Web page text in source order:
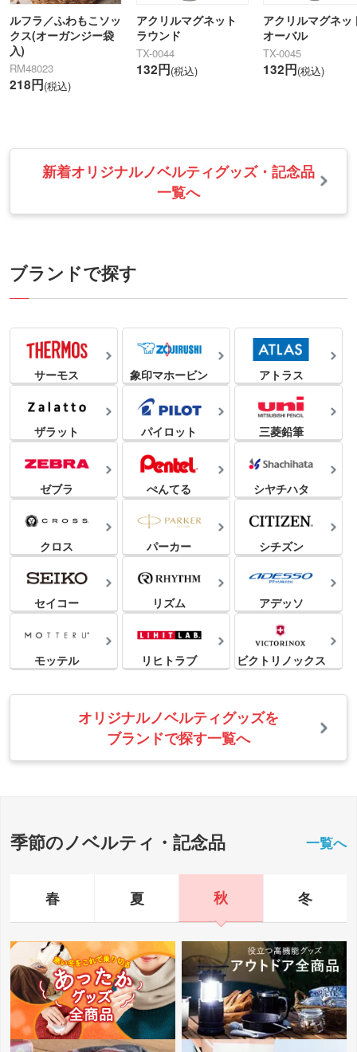
ブランドで探す
サーモス 象印マホービン アトラス
ザラット パイロット 三菱鉛筆
ゼブラ ぺんてる シヤチハタ
クロス パーカー シチズン
セイコー リズム アデッソ
モッテル リヒトラブ ビクトリノックス
オリジナルノベルティグッズを
ブランドで探す一覧へ
ルフラ／ふわもこソッ
クス(オーガンジー袋
入)
RM48023
218円(税込)
アクリルマグネット
ラウンド
TX-0044
132円(税込)
アクリルマグネッ
オーバル
TX-0045
132円(税込)
新着オリジナルノベルティグッズ・記念品
一覧へ
季節のノベルティ ・記念品 一覧へ
春 夏 秋 冬